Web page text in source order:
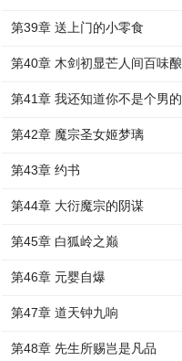
第39章 送上门的小零食
第40章 木剑初显芒人间百味酿
第41章 我还知道你不是个男的
第42章 魔宗圣女姬梦璃
第43章 约书
第44章 大衍魔宗的阴谋
第45章 白狐岭之巅
第46章 元婴自爆
第47章 道天钟九响
第48章 先生所赐岂是凡品